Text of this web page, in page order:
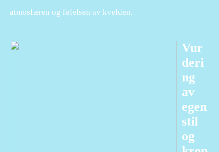
atmosfæren og følelsen av kvelden.
Vur
deri
ng
av
egen
stil
og